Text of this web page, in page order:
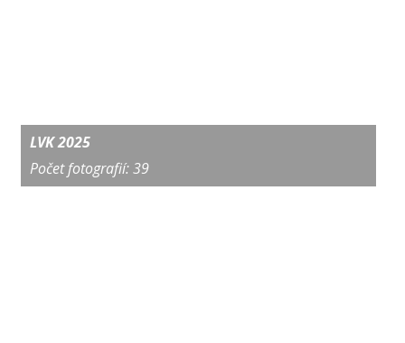
LVK 2025
Počet fotografií: 39